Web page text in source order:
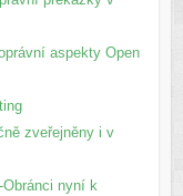
aspekty Open
zveřejněny i v
Obránci nyní k